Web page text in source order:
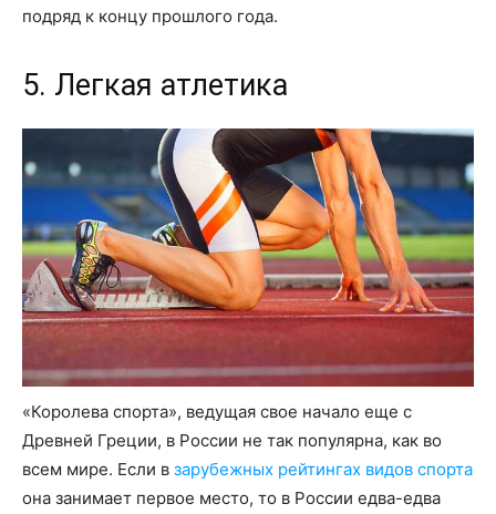
подряд к концу прошлого года.
5. Легкая атлетика
«Королева спорта», ведущая свое начало еще с
Древней Греции, в России не так популярна, как во
всем мире. Если в зарубежных рейтингах видов спорта
она занимает первое место, то в России едва-едва